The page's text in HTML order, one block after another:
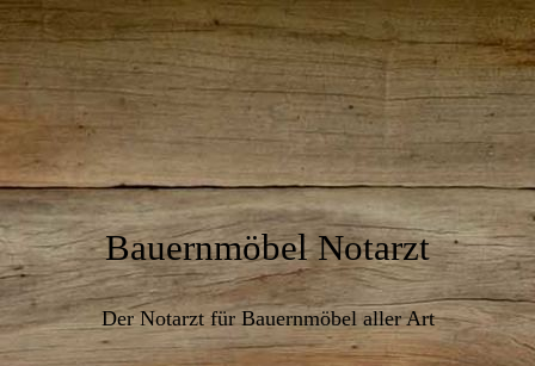
Bauernmöbel Notarzt
Der Notarzt für Bauernmöbel aller Art